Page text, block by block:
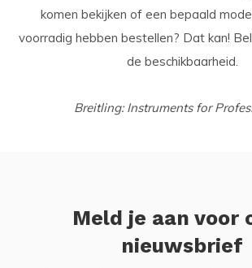
komen bekijken of een bepaald
voorradig hebben bestellen? Dat kan!
de beschikbaarheid.
Breitling: Instruments for
Meld je aan voor
nieuwsbrief